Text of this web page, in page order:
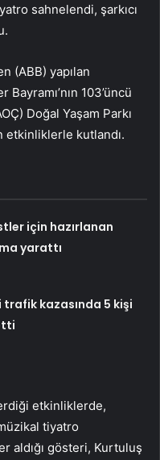
sahnelendi, şarkıcı
(ABB) yapılan
103’üncü
Doğal Yaşam Parkı
etkinliklerle kutlandı.
için hazırlanan
yarattı
kazasında 5 kişi
etkinliklerde,
tiyatro
aldığı gösteri, Kurtuluş